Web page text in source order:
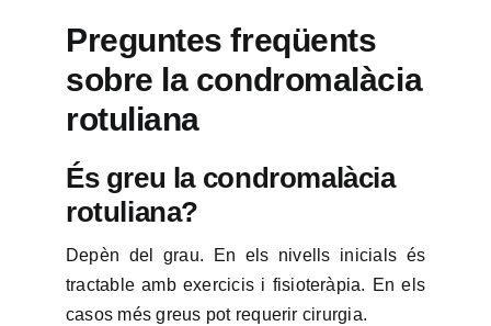
Preguntes freqüents
sobre la condromalàcia
rotuliana
És greu la condromalàcia
rotuliana?
Depèn del grau. En els nivells inicials és
tractable amb exercicis i fisioteràpia. En els
casos més greus pot requerir cirurgia.